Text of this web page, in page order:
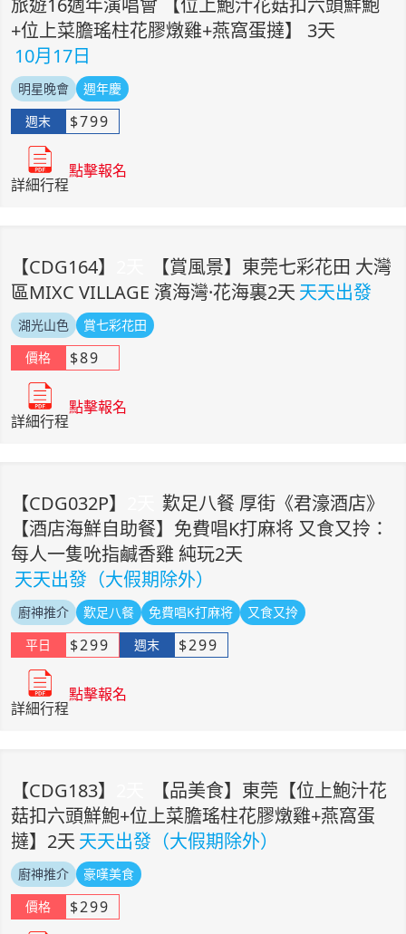
旅遊16週年演唱會 【位上鮑汁花菇扣六頭鮮鮑
+位上菜膽瑤柱花膠燉雞+燕窩蛋撻】 3天
10月17日
明星晚會
週年慶
週末
$799
詳細行程
點擊報名
【CDG164】
【賞風景】東莞七彩花田 大灣
區MIXC VILLAGE 濱海灣·花海裏2天 天天出發
湖光山色
賞七彩花田
價格
$89
詳細行程
點擊報名
【CDG032P】
歎足八餐 厚街《君濠酒店》
【酒店海鮮自助餐】免費唱K打麻将 又食又拎：
每人一隻吮指鹹香雞 純玩2天
天天出發（大假期除外）
廚神推介 歎足八餐 免費唱K打麻将
又食又拎
平日
$299 週末 $299
詳細行程
點擊報名
【CDG183】
【品美食】東莞【位上鮑汁花
菇扣六頭鮮鮑+位上菜膽瑤柱花膠燉雞+燕窩蛋
撻】2天 天天出發（大假期除外）
廚神推介
豪嘆美食
價格
$299